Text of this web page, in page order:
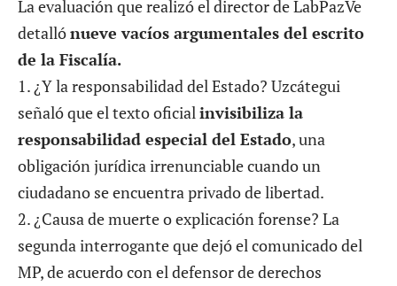
La evaluación que realizó el director de LabPazVe
detallónueve vacíos argumentales del escrito
de la Fiscalía.
1. ¿Y la responsabilidad del Estado? Uzcátegui
señaló que el texto oficialinvisibiliza la
responsabilidad especial del Estado, una
obligación jurídica irrenunciable cuando un
ciudadano se encuentra privado de libertad.
2. ¿Causa de muerte o explicación forense? La
segunda interrogante que dejó el comunicado del
MP, de acuerdo con el defensor de derechos